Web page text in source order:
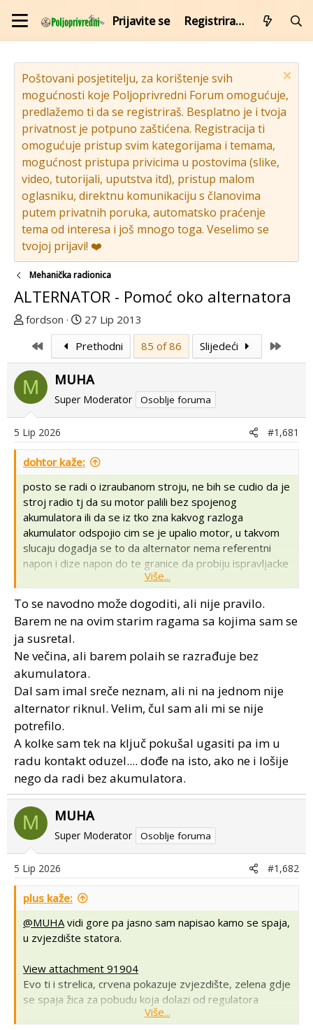
Prijavite se Registrirajte se
Poštovani posjetitelju, za korištenje svih
mogućnosti koje Poljoprivredni Forum omogućuje,
predlažemo ti da se registriraš. Besplatno je i tvoja
privatnost je potpuno zaštićena. Registracija ti
omogućuje pristup svim kategorijama i temama,
mogućnost pristupa privicima u postovima (slike,
video, tutorijali, uputstva itd), pristup malom
oglasniku, direktnu komunikaciju s članovima
putem privatnih poruka, automatsko praćenje
tema od interesa i još mnogo toga. Veselimo se
tvojoj prijavi! ❤️
Mehanička radionica
ALTERNATOR - Pomoć oko alternatora
T
m
u
p
o
r
e
n
u
o
fordson
D
a
t
u
m
p
o
g
p
o
s
t
a
27 Lip 2013
First
Prethodni 85 of 86 Slijedeći
M MUHA
Super Moderator Osoblje foruma
5 Lip 2026 #1,681
dohtor kaže:
posto se radi o izraubanom stroju, ne bih se cudio da je
stroj radio tj da su motor palili bez spojenog
akumulatora ili da se iz tko zna kakvog razloga
akumulator odspojio cim se je upalio motor, u takvom
slucaju dogadja se to da alternator nema referentni
napon i dize napon do te granice da probiju ispravljacke
kada ispravljacke diode koje se nalaze na potkovi
probiju, tada se ima situacija da kada se da kontakt,
lampica ne svijetli ili ako ta lampica ide preko releja,
relej se ne aktivira da lampica svijetli.....
vidjeno na velikom broju traktora kada ljudi upale
traktor sa akumulatorom i onda vrate akumulator u
auto, a odu sa traktorom bez akumulatora....
isti problem imao na zastavi 125p....kontrolna lampica se
nije palila ni kada je motor bio ugasen, a kljuc u polozaju
za kontakt....
Više...
To se navodno može dogoditi, ali nije pravilo.
Barem ne na ovim starim ragama sa kojima sam se
ja susretal.
Ne večina, ali barem polaih se razrađuje bez
akumulatora.
Dal sam imal sreče neznam, ali ni na jednom nije
alternator riknul. Velim, čul sam ali mi se nije
potrefilo.
A kolke sam tek na ključ pokušal ugasiti pa im u
radu kontakt oduzel.... dođe na isto, ako ne i lošije
nego da radi bez akumulatora.
M MUHA
Super Moderator Osoblje foruma
5 Lip 2026 #1,682
plus kaže:
@MUHA vidi gore pa jasno sam napisao kamo se spaja,
u zvjezdište statora.
View attachment 91904
Evo ti i strelica, crvena pokazuje zvjezdište, zelena gdje
se spaja žica za pobudu koja dolazi od regulatora
Više...